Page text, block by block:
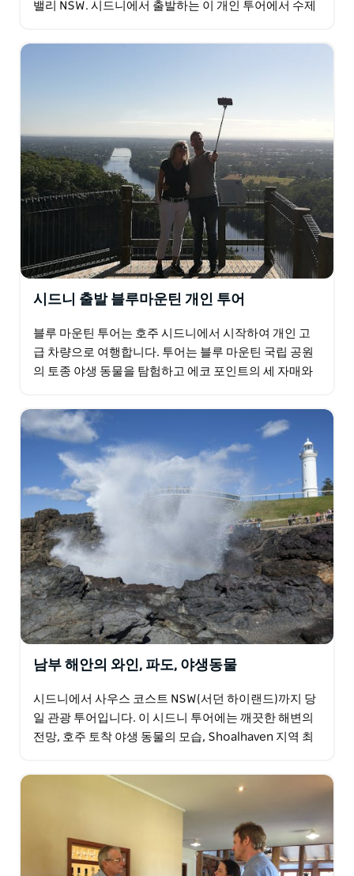
밸리 NSW. 시드니에서 출발하는 이 개인 투어에서 수제
시드니 출발 블루마운틴 개인 투어
블루 마운틴 투어는 호주 시드니에서 시작하여 개인 고
급 차량으로 여행합니다. 투어는 블루 마운틴 국립 공원
의 토종 야생 동물을 탐험하고 에코 포인트의 세 자매와
틴…
남부 해안의 와인, 파도, 야생동물
시드니에서 사우스 코스트 NSW(서던 하이랜드)까지 당
일 관광 투어입니다. 이 시드니 투어에는 깨끗한 해변의
전망, 호주 토착 야생 동물의 모습, Shoalhaven 지역 최